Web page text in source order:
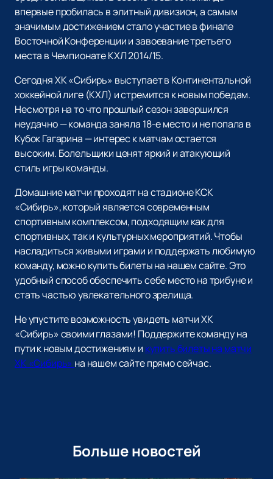
впервые пробилась в элитный дивизион, а самым
значимым достижением стало участие в финале
Восточной Конференции и завоевание третьего
места в Чемпионате КХЛ 2014/15.
Сегодня ХК «Сибирь» выступает в Континентальной
хоккейной лиге (КХЛ) и стремится к новым победам.
Несмотря на то что прошлый сезон завершился
неудачно — команда заняла 18-е место и не попала в
Кубок Гагарина — интерес к матчам остается
высоким. Болельщики ценят яркий и атакующий
стиль игры команды.
Домашние матчи проходят на стадионе КСК
«Сибирь», который является современным
спортивным комплексом, подходящим как для
спортивных, так и культурных мероприятий. Чтобы
насладиться живыми играми и поддержать любимую
команду, можно купить билеты на нашем сайте. Это
удобный способ обеспечить себе место на трибуне и
стать частью увлекательного зрелища.
Не упустите возможность увидеть матчи ХК
«Сибирь» своими глазами! Поддержите команду на
пути к новым достижениям и купить билеты на матчи
ХК «Сибирь» на нашем сайте прямо сейчас.
Больше новостей